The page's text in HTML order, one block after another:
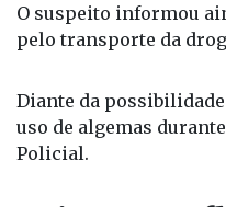
O suspeito informou
pelo transporte da
Diante da
uso de algemas
Policial.